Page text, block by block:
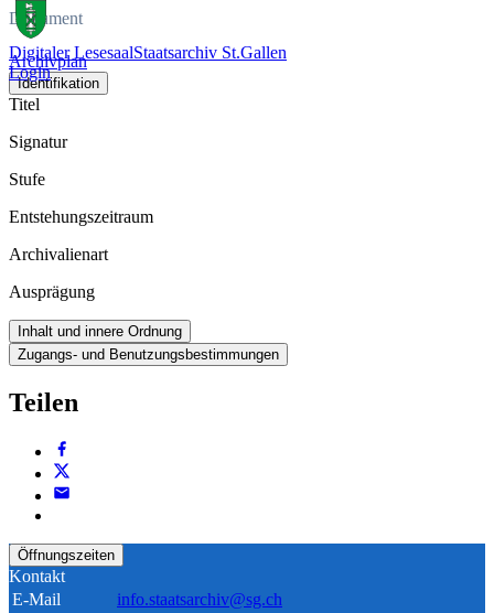
Digitaler LesesaalStaatsarchiv St.Gallen
Login
Dokument
Archivplan
Identifikation
Titel
Signatur
Stufe
Entstehungszeitraum
Archivalienart
Ausprägung
Inhalt und innere Ordnung
Zugangs- und Benutzungsbestimmungen
Teilen
Öffnungszeiten
Kontakt
E-Mail
info.staatsarchiv@sg.ch